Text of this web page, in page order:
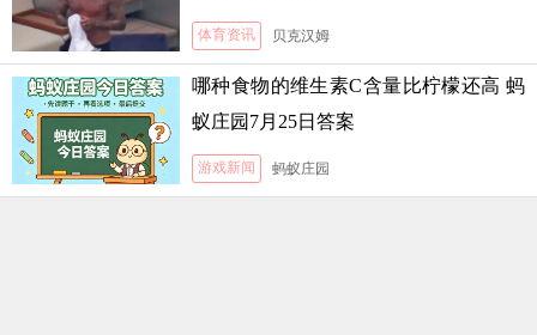
体育资讯 贝克汉姆
哪种食物的维生素C含量比柠檬还高 蚂
蚁庄园7月25日答案
游戏新闻 蚂蚁庄园